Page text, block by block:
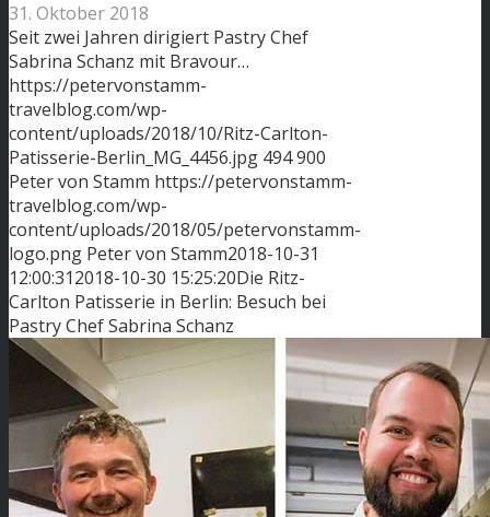
31. Oktober 2018
Seit zwei Jahren dirigiert Pastry Chef
Sabrina Schanz mit Bravour…
https://petervonstamm-
travelblog.com/wp-
content/uploads/2018/10/Ritz-Carlton-
Patisserie-Berlin_MG_4456.jpg 494900
Peter von Stamm https://petervonstamm-
travelblog.com/wp-
content/uploads/2018/05/petervonstamm-
logo.png Peter von Stamm2018-10-31
12:00:312018-10-30 15:25:20Die Ritz-
Carlton Patisserie in Berlin: Besuch bei
Pastry Chef Sabrina Schanz